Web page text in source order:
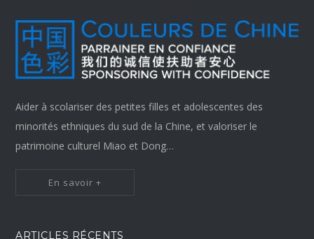
Aider à scolariser des petites filles et adolescentes des
minorités ethniques du sud de la Chine, et valoriser le
patrimoine culturel Miao et Dong…
En savoir +
ARTICLES RÉCENTS